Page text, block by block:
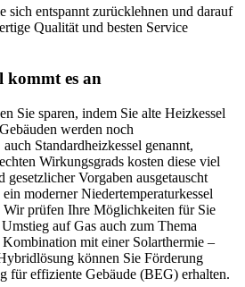
sich entspannt zurücklehnen und darauf
Qualität und besten Service
kommt es an
Sie sparen, indem Sie alte Heizkessel
werden noch
Standardheizkessel genannt,
Wirkungsgrads kosten diese viel
gesetzlicher Vorgaben ausgetauscht
moderner Niedertemperaturkessel
Wir prüfen Ihre Möglichkeiten für Sie
auf Gas auch zum Thema
mit einer Solarthermie –
können Sie Förderung
für effiziente Gebäude (BEG) erhalten.